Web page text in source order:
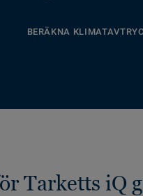
BERÄKNA
Tarketts iQ